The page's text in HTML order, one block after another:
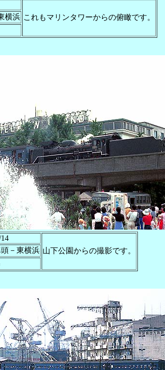
これもマリンタワーからの俯瞰です。
横浜
山下公園からの撮影です。
－東横浜